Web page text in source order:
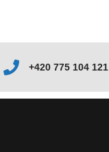
+420 775 104 121